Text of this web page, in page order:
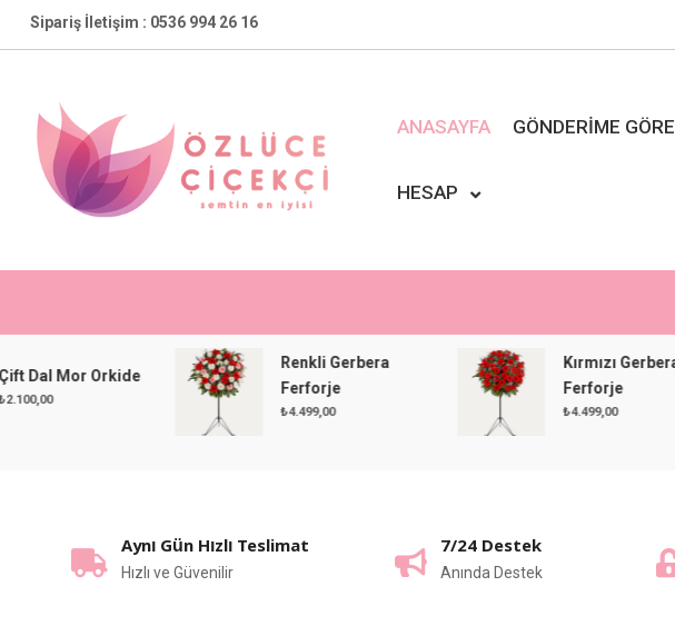
Skip
to
Sipariş İletişim : 0536 994 26 16
ANASAYFA GÖNDERIME GÖRE
HESAP
Mor Orkide
Renkli Gerbera
Ferforje
4.499,00
Kırmızı Gerbera
Ferforje
4.499,00
Aynı Gün Hızlı Teslimat
Hızlı ve Güvenilir
7/24 Destek
Anında Destek